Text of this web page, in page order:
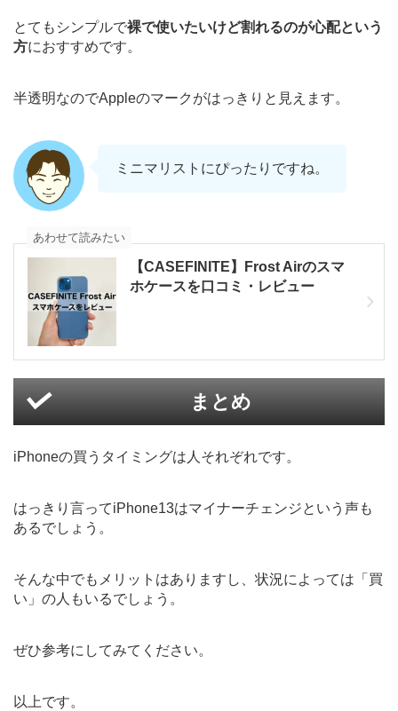
とてもシンプルで裸で使いたいけど割れるのが心配という
方におすすめです。
半透明なのでAppleのマークがはっきりと見えます。
ミニマリストにぴったりですね。
【CASEFINITE】Frost Airのスマ
ホケースを口コミ・レビュー
あわせて読みたい
まとめ
iPhoneの買うタイミングは人それぞれです。
はっきり言ってiPhone13はマイナーチェンジという声も
あるでしょう。
そんな中でもメリットはありますし、状況によっては「買
い」の人もいるでしょう。
ぜひ参考にしてみてください。
以上です。